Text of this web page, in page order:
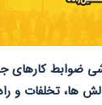
ضوابط کارهای
ها، تخلفات و